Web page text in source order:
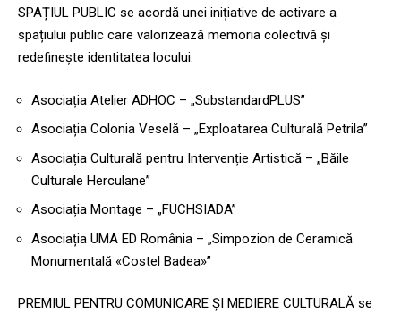
SPAȚIUL PUBLIC se acordă unei inițiative de activare a
spațiului public care valorizează memoria colectivă și
redefinește identitatea locului.
Asociația Atelier ADHOC – „SubstandardPLUS”
Asociația Colonia Veselă – „Exploatarea Culturală Petrila”
Asociația Culturală pentru Intervenție Artistică – „Băile
Culturale Herculane”
Asociația Montage – „FUCHSIADA”
Asociația UMA ED România – „Simpozion de Ceramică
Monumentală «Costel Badea»”
PREMIUL PENTRU COMUNICARE ȘI MEDIERE CULTURALĂ se